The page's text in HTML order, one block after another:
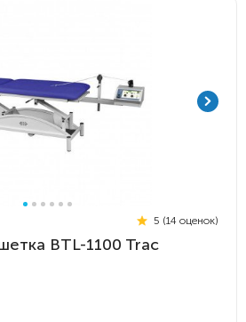
5 (14 оценок)
BTL-1100 Trac